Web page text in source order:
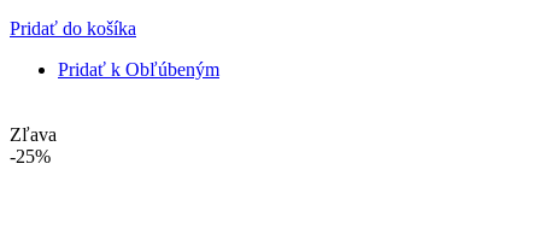
Pridať do košíka
Pridať k Obľúbeným
Zľava
-25%